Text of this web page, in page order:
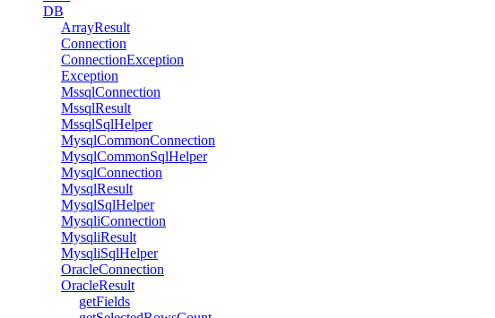
DB
ArrayResult
Connection
ConnectionException
Exception
MssqlConnection
MssqlResult
MssqlSqlHelper
MysqlCommonConnection
MysqlCommonSqlHelper
MysqlConnection
MysqlResult
MysqlSqlHelper
MysqliConnection
MysqliResult
MysqliSqlHelper
OracleConnection
OracleResult
getFields